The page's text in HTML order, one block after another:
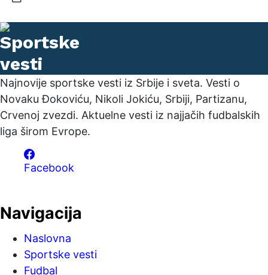
Najnovije sportske vesti iz Srbije i sveta. Vesti o
Novaku Đokoviću, Nikoli Jokiću, Srbiji, Partizanu,
Crvenoj zvezdi. Aktuelne vesti iz najjačih fudbalskih
liga širom Evrope.
Facebook
Navigacija
Naslovna
Sportske vesti
Fudbal